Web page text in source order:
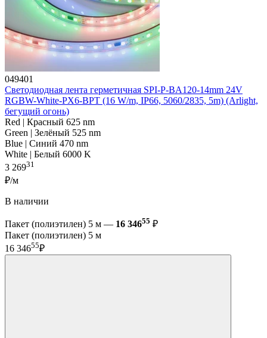
049401
Светодиодная лента герметичная SPI-P-BA120-14mm 24V
RGBW-White-PX6-BPT (16 W/m, IP66, 5060/2835, 5m) (Arlight,
бегущий огонь)
Red | Красный 625 nm
Green | Зелёный 525 nm
Blue | Синий 470 nm
White | Белый 6000 K
3 26931
₽/м
В наличии
Пакет (полиэтилен) 5 м — 16 34655 ₽
Пакет (полиэтилен) 5 м
16 34655₽